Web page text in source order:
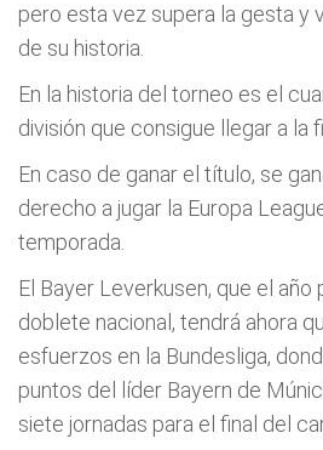
pero esta vez supera la gesta y
de su historia.
En la historia del torneo es el
división que consigue llegar a la
En caso de ganar el título, se
derecho a jugar la Europa
temporada.
El Bayer Leverkusen, que el año
doblete nacional, tendrá ahora
esfuerzos en la Bundesliga,
puntos del líder Bayern de
siete jornadas para el final del